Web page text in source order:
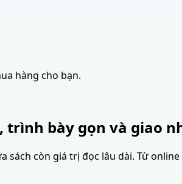
hàng cho bạn.
trình bày gọn và giao
sách còn giá trị đọc lâu dài. Từ